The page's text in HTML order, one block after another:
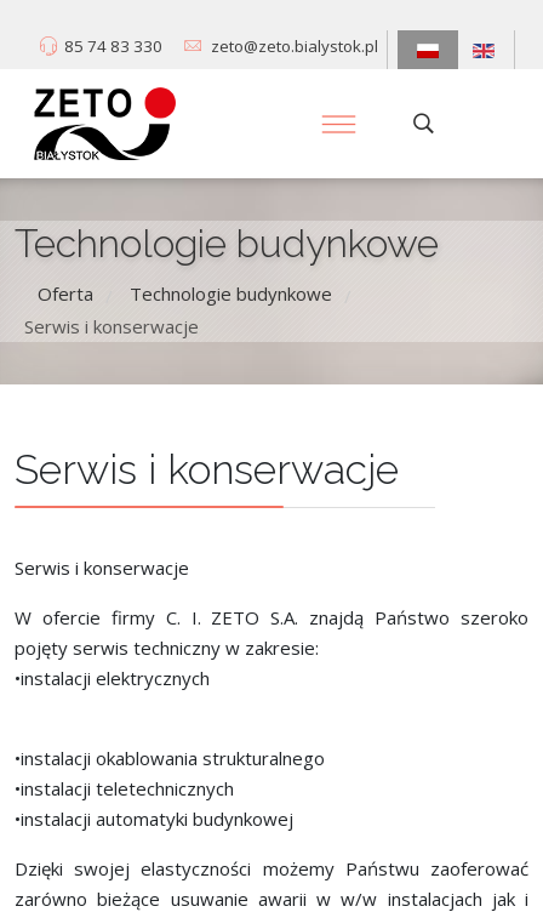
85 74 83 330 zeto@zeto.bialystok.pl
Technologie budynkowe
Oferta Technologie budynkowe
Serwis i konserwacje
Serwis i konserwacje
Serwis i konserwacje
W ofercie firmy C. I. ZETO S.A. znajdą Państwo szeroko
pojęty serwis techniczny w zakresie:
•instalacji elektrycznych
•instalacji okablowania strukturalnego
•instalacji teletechnicznych
•instalacji automatyki budynkowej
Dzięki swojej elastyczności możemy Państwu zaoferować
zarówno bieżące usuwanie awarii w w/w instalacjach jak i